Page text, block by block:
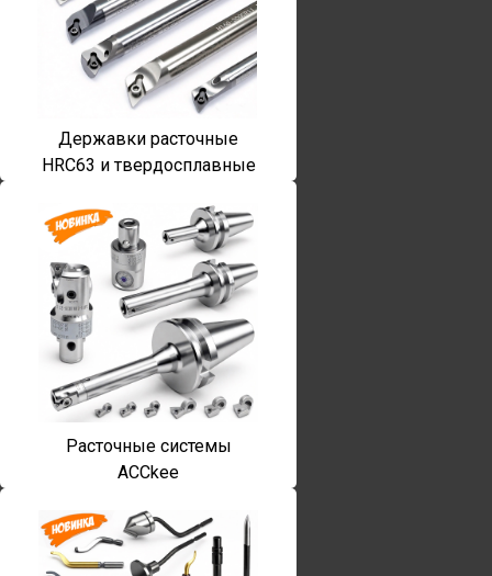
Державки расточные
HRC63 и твердосплавные
Расточные системы
ACCkee